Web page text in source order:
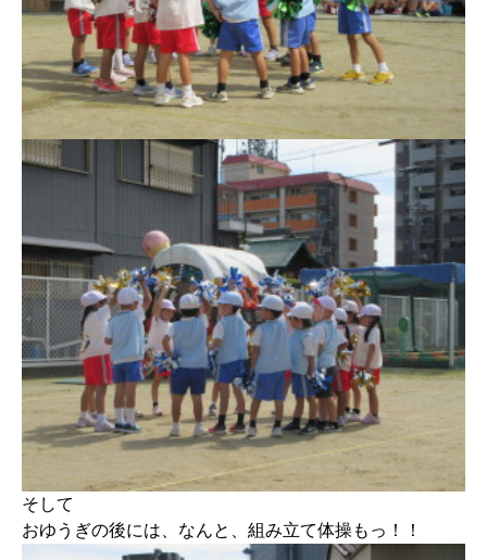
そして
おゆうぎの後には、なんと、組み立て体操もっ！！